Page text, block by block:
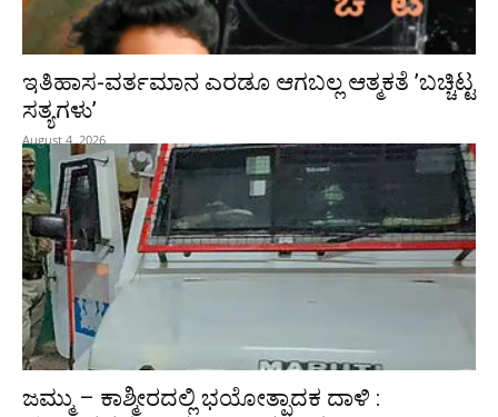
ಇತಿಹಾಸ-ವರ್ತಮಾನ ಎರಡೂ ಆಗಬಲ್ಲ ಆತ್ಮಕತೆ ʼಬಚ್ಚಿಟ್ಟ
ಸತ್ಯಗಳುʼ
August 4, 2026
ಜಮ್ಮು – ಕಾಶ್ಮೀರದಲ್ಲಿ ಭಯೋತ್ಪಾದಕ ದಾಳಿ :